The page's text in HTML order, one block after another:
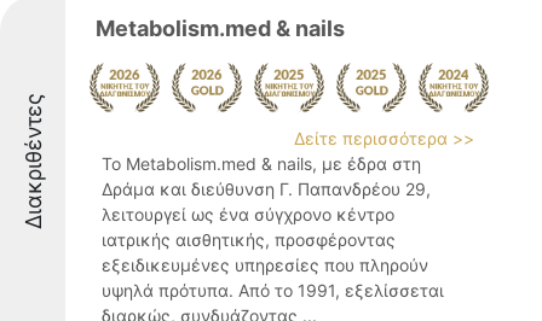
Διακριθέντες
Metabolism.med & nails
Δείτε περισσότερα >>
Το Metabolism.med & nails, με έδρα στη
Δράμα και διεύθυνση Γ. Παπανδρέου 29,
λειτουργεί ως ένα σύγχρονο κέντρο
ιατρικής αισθητικής, προσφέροντας
εξειδικευμένες υπηρεσίες που πληρούν
υψηλά πρότυπα. Από το 1991, εξελίσσεται
διαρκώς, συνδυάζοντας ...